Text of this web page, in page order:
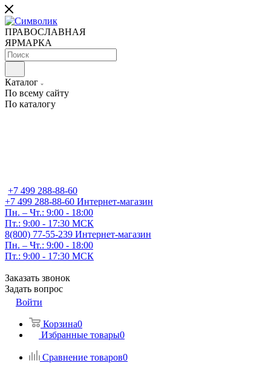
ПРАВОСЛАВНАЯ
ЯРМАРКА
Каталог
По всему сайту
По каталогу
+7 499 288-88-60
+7 499 288-88-60 Интернет-магазин
Пн. – Чт.: 9:00 - 18:00
Пт.: 9:00 - 17:30 МСК
8(800) 77-55-239 Интернет-магазин
Пн. – Чт.: 9:00 - 18:00
Пт.: 9:00 - 17:30 МСК
Заказать звонок
Задать вопрос
Войти
Корзина0
Избранные товары0
Сравнение товаров0